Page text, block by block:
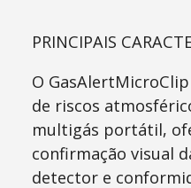
PRINCIPAIS
O
de riscos
multigás portátil,
confirmação visual
detector e